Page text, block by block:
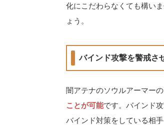
化にこだわらなくても構い
ょう。
バインド攻撃を警戒さ
闇アテナのソウルアーマー
ことが可能です。バインド
バインド対策をしている相手